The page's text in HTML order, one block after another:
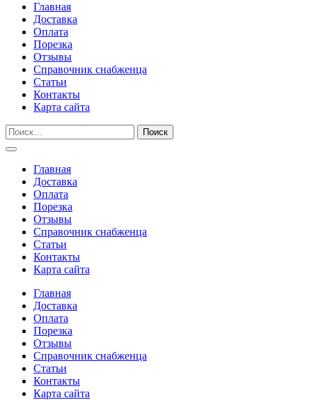
Главная
Доставка
Оплата
Порезка
Отзывы
Справочник снабженца
Статьи
Контакты
Карта сайта
Главная
Доставка
Оплата
Порезка
Отзывы
Справочник снабженца
Статьи
Контакты
Карта сайта
Главная
Доставка
Оплата
Порезка
Отзывы
Справочник снабженца
Статьи
Контакты
Карта сайта